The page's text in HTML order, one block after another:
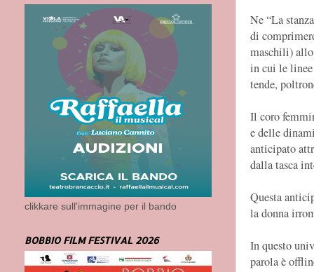
Ne “La
di
maschili)
in cui le linee
tende,
Il coro
e delle
anticipato
dalla tasca
Questa
la donna
In questo
parola è
clikkare sull'immagine per il bando
BOBBIO FILM FESTIVAL 2026